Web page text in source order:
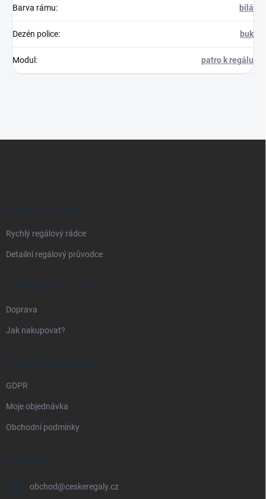
Barva rámu: bílá
Dezén police: buk
Modul : patro k regálu
VŠE O REGÁLECH
Rychlý regálový rádce
Detailní regálový průvodce
DOPRAVA A PLATBA
Doprava
Jak nakupovat?
PRÁVNÍ INFORMACE
GDPR
Moje objednávka
Obchodní podmínky
KONTAKT
obchod@ceskeregaly.cz